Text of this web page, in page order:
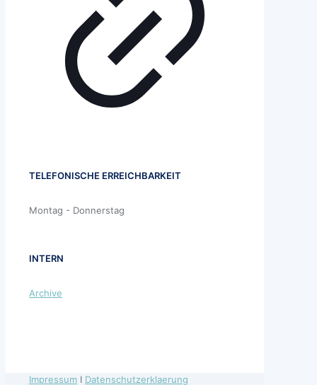
TELEFONISCHE ERREICHBARKEIT
Montag - Donnerstag
INTERN
Archive
Impressum I Datenschutzerklaerung